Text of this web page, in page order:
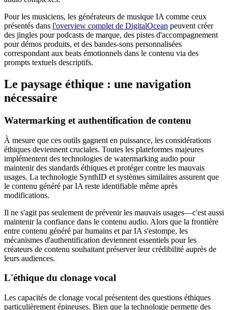
Pour les musiciens, les générateurs de musique IA comme ceux
présentés dans l'overview complet de DigitalOcean peuvent créer
des jingles pour podcasts de marque, des pistes d'accompagnement
pour démos produits, et des bandes-sons personnalisées
correspondant aux beats émotionnels dans le contenu via des
prompts textuels descriptifs.
Le paysage éthique : une navigation
nécessaire
Watermarking et authentification de contenu
À mesure que ces outils gagnent en puissance, les considérations
éthiques deviennent cruciales. Toutes les plateformes majeures
implémentent des technologies de watermarking audio pour
maintenir des standards éthiques et protéger contre les mauvais
usages. La technologie SynthID et systèmes similaires assurent que
le contenu généré par IA reste identifiable même après
modifications.
Il ne s'agit pas seulement de prévenir les mauvais usages—c'est aussi
maintenir la confiance dans le contenu audio. Alors que la frontière
entre contenu généré par humains et par IA s'estompe, les
mécanismes d'authentification deviennent essentiels pour les
créateurs de contenu souhaitant préserver leur crédibilité auprès de
leurs audiences.
L'éthique du clonage vocal
Les capacités de clonage vocal présentent des questions éthiques
particulièrement épineuses. Bien que la technologie permette des